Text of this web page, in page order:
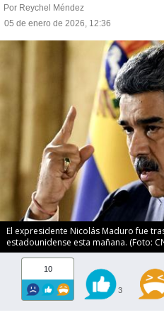
Por Reychel Méndez
05 de enero de 2026, 12:36
El expresidente Nicolás Maduro fue
estadounidense esta mañana. (Foto:
10
3